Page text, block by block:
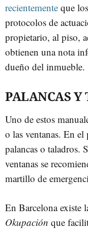
recientemente que
protocolos de
propietario, al piso,
obtienen una nota
dueño del inmueble.
PALANCAS Y
Uno de estos
o las ventanas. En
palancas o taladros.
ventanas se
martillo de
En Barcelona existe
Okupación que